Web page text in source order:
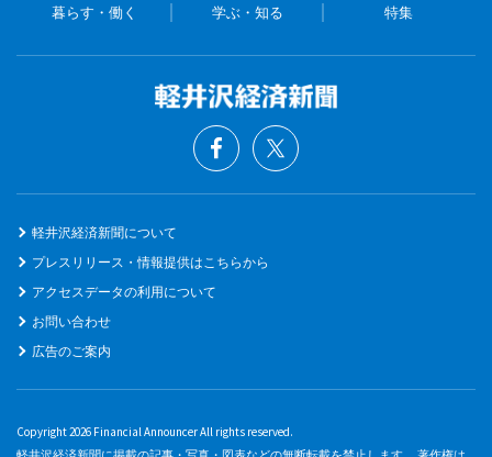
暮らす・働く 学ぶ・知る 特集
軽井沢経済新聞について
プレスリリース・情報提供はこちらから
アクセスデータの利用について
お問い合わせ
広告のご案内
Copyright 2026 Financial Announcer All rights reserved.